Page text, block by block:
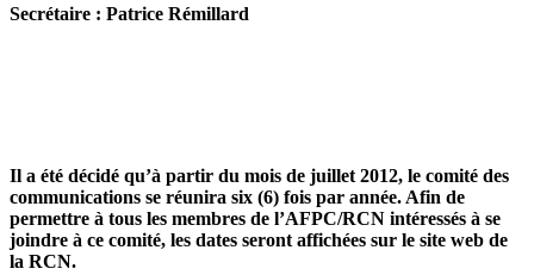
Secrétaire : Patrice Rémillard
Il a été décidé qu’à partir du mois de juillet 2012, le comité des
communications se réunira six (6) fois par année. Afin de
permettre à tous les membres de l’AFPC/RCN intéressés à se
joindre à ce comité, les dates seront affichées sur le site web de
la RCN.